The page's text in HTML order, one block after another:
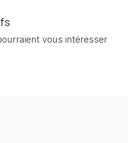
vous intéresser